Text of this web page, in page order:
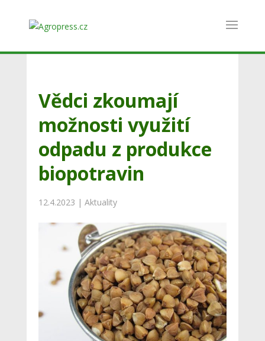
Vědci zkoumají
možnosti využití
odpadu z produkce
biopotravin
12.4.2023 | Aktuality